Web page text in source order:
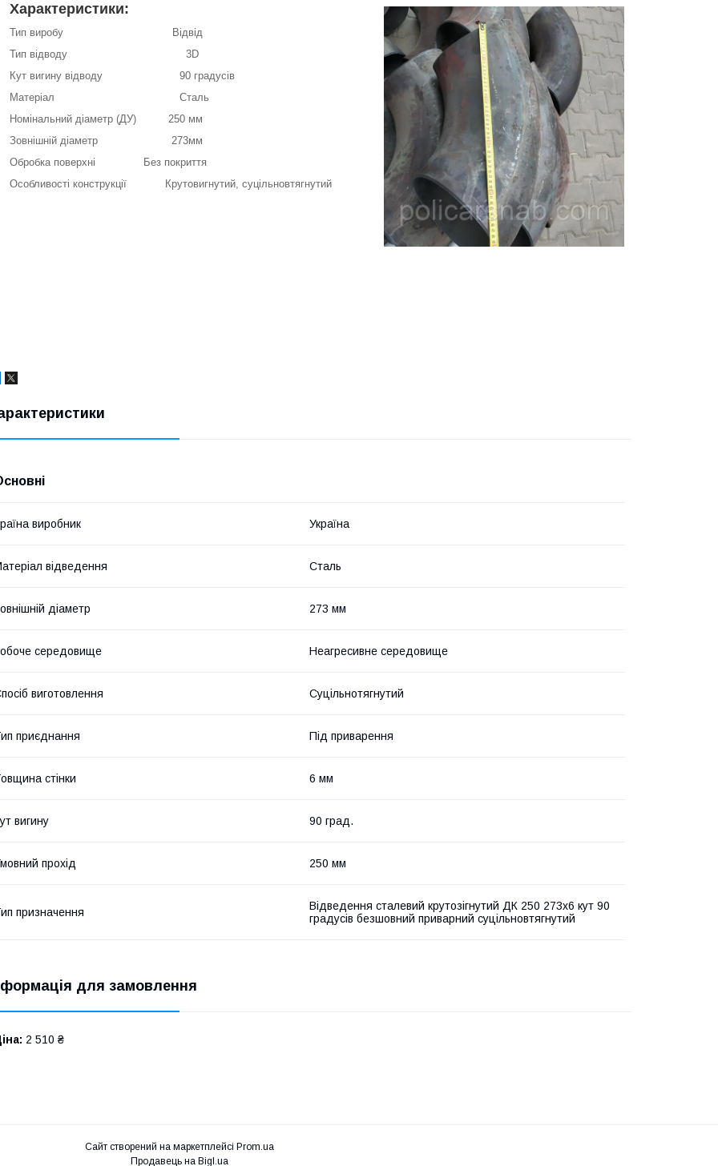
Характеристики:
Тип виробу Відвід
Тип відводу 3D
Кут вигину відводу 90 градусів
Матеріал Сталь
Номінальний діаметр (ДУ) 250 мм
Зовнішній діаметр 273мм
Обробка поверхні Без покриття
Особливості конструкції Крутовигнутий, суцільновтягнутий
виробник Україна
відведення Сталь
діаметр 273 мм
середовище Неагресивне середовище
виготовлення Суцільнотягнутий
приєднання Під приварення
стінки 6 мм
вигину 90 град.
прохід 250 мм
призначення
Відведення сталевий крутозігнутий ДК 250 273х6 кут 90
градусів безшовний приварний суцільновтягнутий
для замовлення
2 510 ₴
Сайт створений на маркетплейсі Prom.ua
Продавець на Bigl.ua